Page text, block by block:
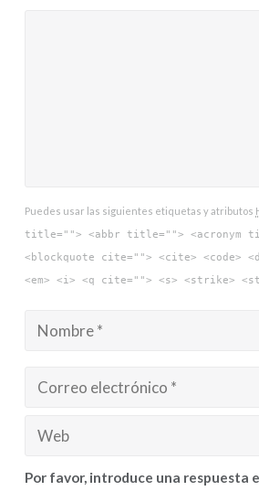
Puedes usar las siguientes etiquetas y atributos
title=""> <abbr title=""> <acronym
<blockquote cite=""> <cite> <code>
<em> <i> <q cite=""> <s> <strike>
Por favor, introduce una respuesta